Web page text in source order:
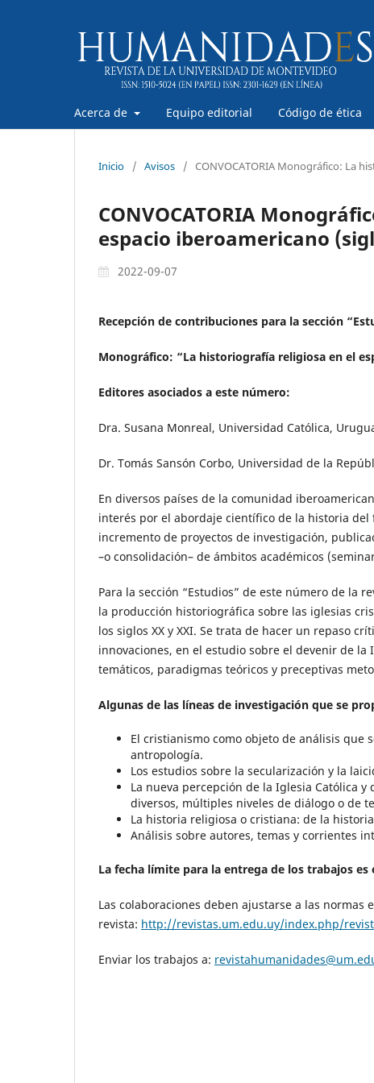
Acerca de Equipo editorial Código de ética
Inicio / Avisos / CONVOCATORIA Monográfico: La
CONVOCATORIA
espacio iberoamericano
2022-09-07
Recepción de contribuciones para la sección
Monográfico: “La historiografía religiosa en el
Editores asociados a este número:
Dra. Susana Monreal, Universidad Católica,
Dr. Tomás Sansón Corbo, Universidad de la
En diversos países de la comunidad
interés por el abordaje científico de la historia
incremento de proyectos de investigación,
–o consolidación– de ámbitos académicos
Para la sección “Estudios” de este número de la
la producción historiográfica sobre las iglesias
los siglos XX y XXI. Se trata de hacer un repaso
innovaciones, en el estudio sobre el devenir de
temáticos, paradigmas teóricos y preceptivas
Algunas de las líneas de investigación que se
El cristianismo como objeto de análisis que
antropología.
Los estudios sobre la secularización y la
La nueva percepción de la Iglesia Católica
diversos, múltiples niveles de diálogo o de
La historia religiosa o cristiana: de la
Análisis sobre autores, temas y corrientes
La fecha límite para la entrega de los trabajos es
Las colaboraciones deben ajustarse a las normas
revista: http://revistas.um.edu.uy/index.php/
Enviar los trabajos a: